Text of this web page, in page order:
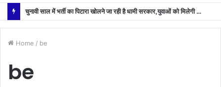
चुनावी साल में भर्ती का पिटारा खोलने जा रही है धामी सरकार,युवाओं को मिलेगी 34 हजार रिकॉर्ड भर्तियों की सौगात
Home / be
be